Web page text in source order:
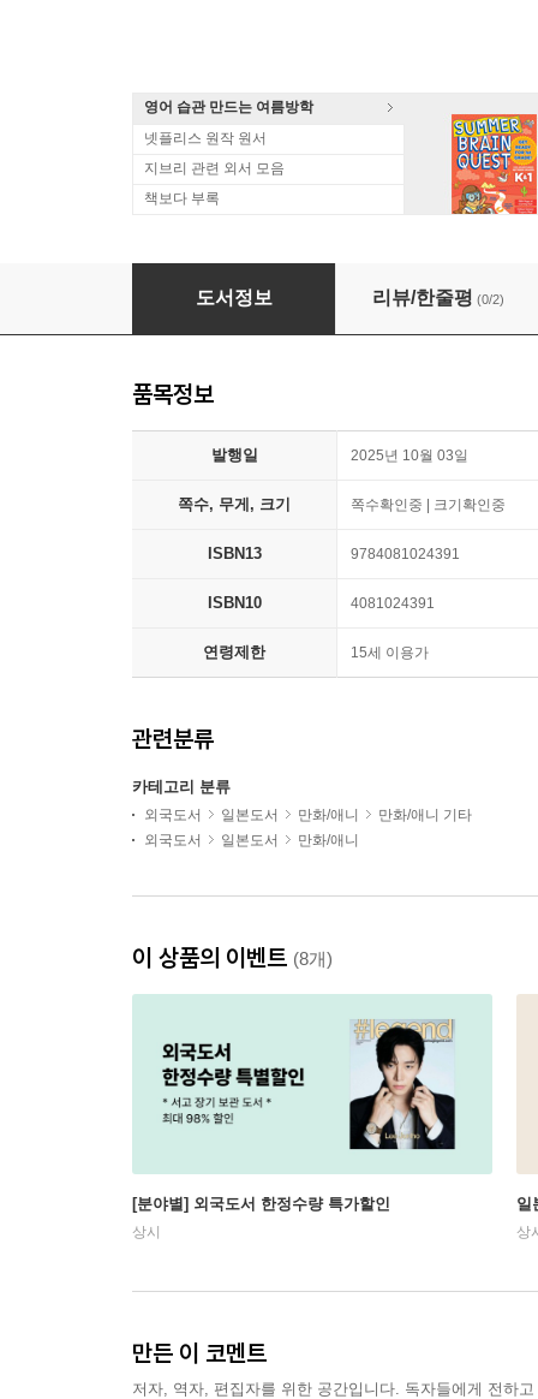
영어 습관 만드는 여름방학
넷플리스 원작 원서
지브리 관련 외서 모음
책보다 부록
ONE PIECE magazine Vol.20
도서정보 리뷰/한줄평 (0/2)
품목정보
발행일 2025년 10월 03일
쪽수, 무게, 크기 쪽수확인중 | 크기확인중
ISBN13 9784081024391
ISBN10 4081024391
연령제한 15세 이용가
관련분류
카테고리 분류
외국도서 일본도서 만화/애니
만화/애니 기타
외국도서
일본도서 만화/애니
이 상품의 이벤트 (8개)
[분야별] 외국도서 한정수량 특가할인
상시
일
상
만든 이 코멘트
저자, 역자, 편집자를 위한 공간입니다. 독자들에게 전하